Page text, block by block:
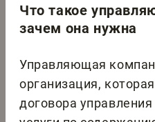
Что такое
зачем она нужна
Управляющая
организация,
договора